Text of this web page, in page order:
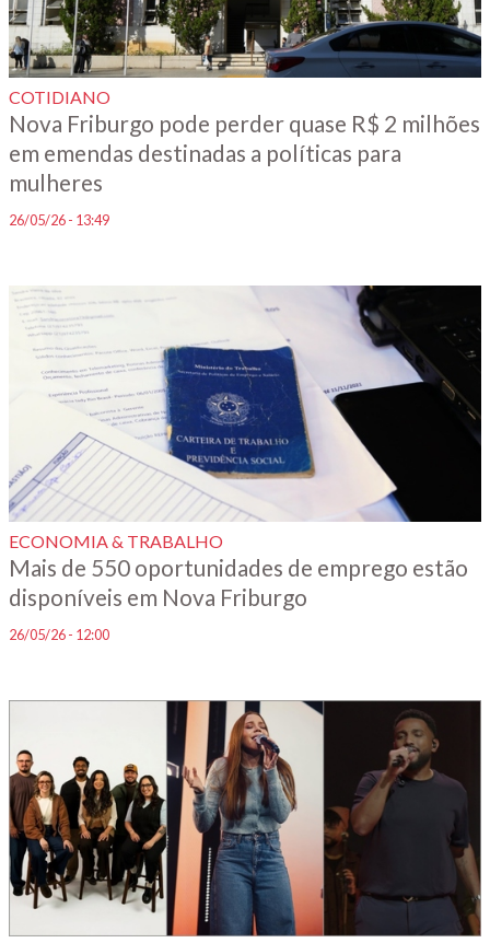
COTIDIANO
Nova Friburgo pode perder quase R$ 2 milhões
em emendas destinadas a políticas para
mulheres
26/05/26 - 13:49
ECONOMIA & TRABALHO
Mais de 550 oportunidades de emprego estão
disponíveis em Nova Friburgo
26/05/26 - 12:00